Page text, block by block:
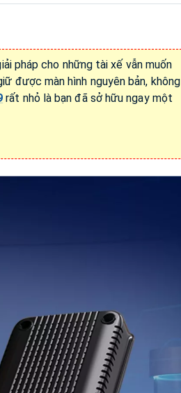
pháp cho những tài xế vẫn muốn
được màn hình nguyên bản, không
rất nhỏ là bạn đã sở hữu ngay một